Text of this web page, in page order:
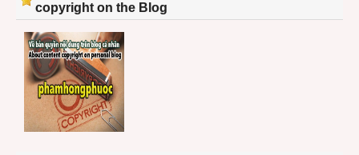
copyright on the Blog